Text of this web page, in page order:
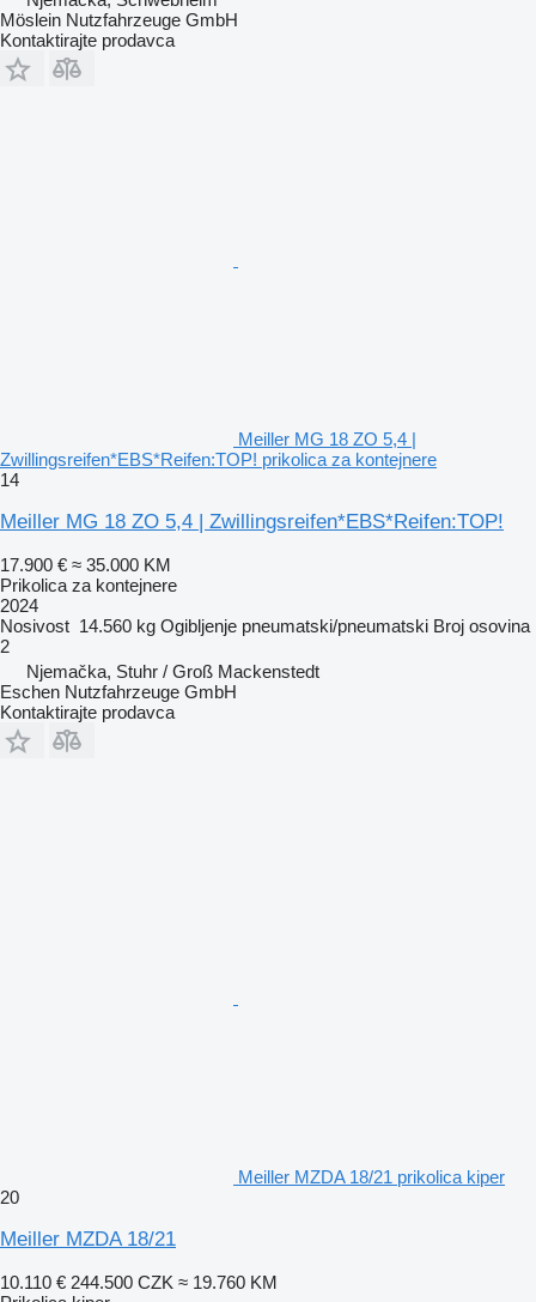
Möslein Nutzfahrzeuge GmbH
Kontaktirajte prodavca
Meiller MG 18 ZO 5,4 |
Zwillingsreifen*EBS*Reifen:TOP! prikolica za kontejnere
14
Meiller MG 18 ZO 5,4 | Zwillingsreifen*EBS*Reifen:TOP!
17.900 € ≈ 35.000 KM
Prikolica za kontejnere
2024
Nosivost 14.560 kg Ogibljenje pneumatski/pneumatski Broj osovina
2
Njemačka, Stuhr / Groß Mackenstedt
Eschen Nutzfahrzeuge GmbH
Kontaktirajte prodavca
Meiller MZDA 18/21 prikolica kiper
20
Meiller MZDA 18/21
10.110 € 244.500 CZK ≈ 19.760 KM